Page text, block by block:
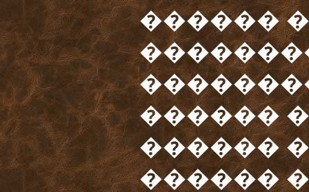
������
������
������
������